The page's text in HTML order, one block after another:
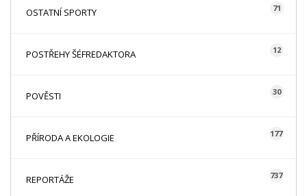
OSTATNÍ SPORTY 71
POSTŘEHY ŠÉFREDAKTORA 12
POVĚSTI 30
PŘÍRODA A EKOLOGIE 177
REPORTÁŽE 737